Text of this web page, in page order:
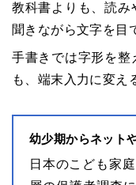
教科書よりも、読み
聞きながら文字を目
手書きでは字形を整
も、端末入力に変え
幼少期からネット
日本のこども家